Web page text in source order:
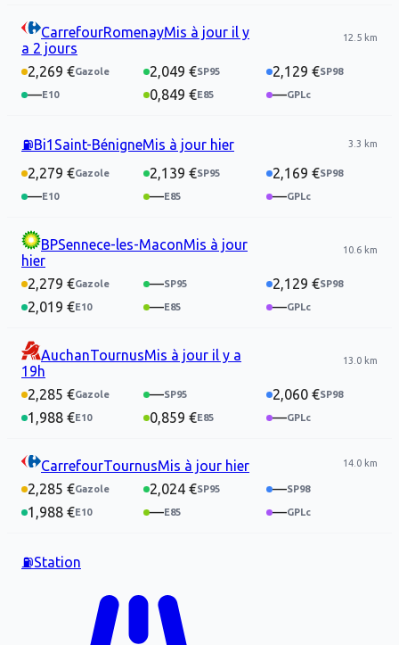
CarrefourRomenayMis à jour il y
a 2 jours
12.5 km
2,269 € 2,049 €
2,129 €
—
0,849 € —
⛽Bi1 Saint-BénigneMis à jour hier 3.3 km
2,279 € 2,139 €
2,169 €
—
— —
BPSennece-les-MaconMis à jour
hier
10.6 km
2,279 € —
2,129 €
2,019 €
— —
AuchanTournusMis à jour il y a
19h
13.0 km
2,285 € —
2,060 €
1,988 €
0,859 € —
CarrefourTournusMis à jour hier 14.0 km
2,285 € 2,024 €
—
1,988 €
— —
⛽Station